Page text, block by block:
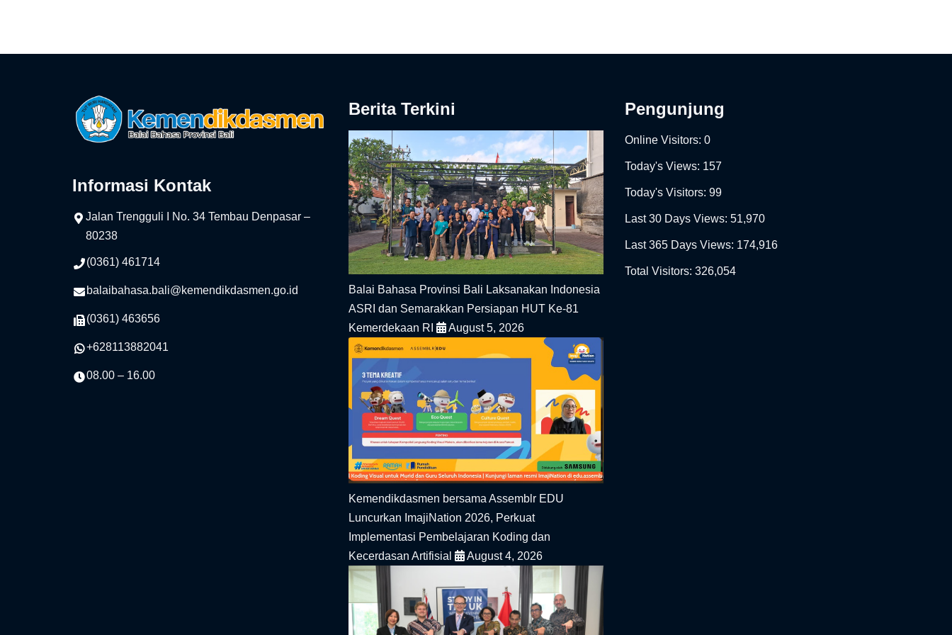
Informasi Kontak
Jalan Trengguli I No. 34 Tembau Denpasar –
80238
(0361) 461714
balaibahasa.bali@kemendikdasmen.go.id
(0361) 463656
+628113882041
08.00 – 16.00
Berita Terkini
Balai Bahasa Provinsi Bali Laksanakan Indonesia
ASRI dan Semarakkan Persiapan HUT Ke-81
Kemerdekaan RI
August 5, 2026
Kemendikdasmen bersama Assemblr EDU
Luncurkan ImajiNation 2026, Perkuat
Implementasi Pembelajaran Koding dan
Kecerdasan Artifisial
August 4, 2026
Pengunjung
Online Visitors: 0
Today's Views: 157
Today's Visitors: 99
Last 30 Days Views: 51,970
Last 365 Days Views: 174,916
Total Visitors: 326,054